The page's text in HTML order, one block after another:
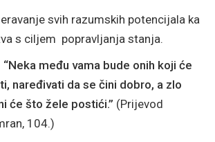
svih razumskih potencijala ka
s ciljem popravljanja stanja.
“Neka među vama bude onih koji će
naređivati da se čini dobro, a zlo
će što žele postići.” (Prijevod
104.)